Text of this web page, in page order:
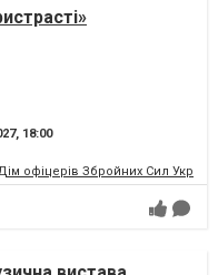
18:00
офіцерів Збройних Сил